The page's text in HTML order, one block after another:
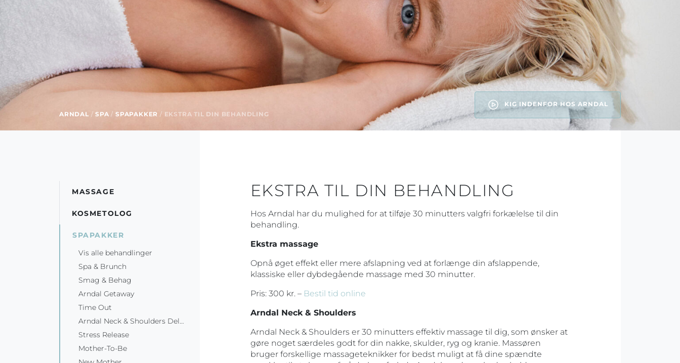
ARNDAL /SPA /SPAPAKKER / EKSTRA TIL DIN BEHANDLING
KIG INDENFOR HOS ARNDAL
EKSTRA TIL DIN BEHANDLING
Hos Arndal har du mulighed for at tilføje 30 minutters valgfri forkælelse til din
behandling.
Ekstra massage
Opnå øget effekt eller mere afslapning ved at forlænge din afslappende,
klassiske eller dybdegående massage med 30 minutter.
Pris: 300 kr. – Bestil tid online
Arndal Neck & Shoulders
Arndal Neck & Shoulders er 30 minutters effektiv massage til dig, som ønsker at
gøre noget særdeles godt for din nakke, skulder, ryg og kranie. Massøren
bruger forskellige massageteknikker for bedst muligt at få dine spændte
MASSAGE
KOSMETOLOG
SPAPAKKER
Vis alle behandlinger
Spa & Brunch
Smag & Behag
Arndal Getaway
Time Out
Arndal Neck & Shoulders Deluxe
Stress Release
Mother-To-Be